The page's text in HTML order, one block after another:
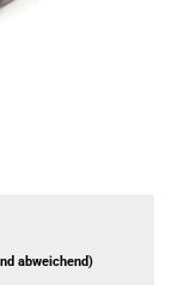
abweichend)